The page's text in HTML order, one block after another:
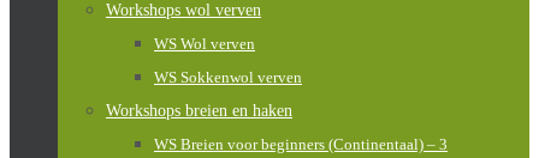
Workshops wol verven
WS Wol verven
WS Sokkenwol verven
Workshops breien en haken
WS Breien voor beginners (Continentaal) – 3